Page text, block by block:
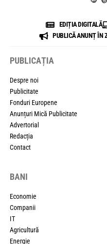
EDIȚIA DIGITALĂ
PUBLICĂ ANUNȚ ÎN
PUBLICAȚIA
Despre noi
Publicitate
Fonduri Europene
Anunțuri Mică Publicitate
Advertorial
Redacția
Contact
BANI
Economie
Companii
IT
Agricultură
Energie